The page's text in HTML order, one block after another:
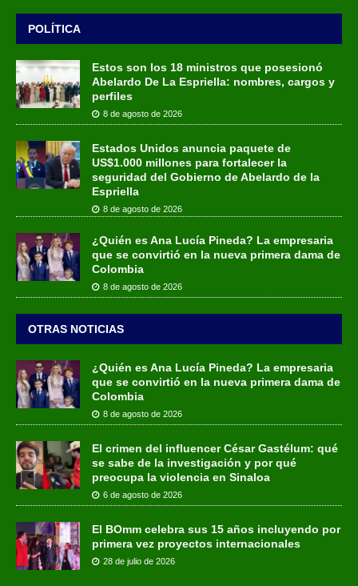
POLÍTICA
Estos son los 18 ministros que posesionó
Abelardo De La Espriella: nombres, cargos y
perfiles
8 de agosto de 2026
Estados Unidos anuncia paquete de
US$1.000 millones para fortalecer la
seguridad del Gobierno de Abelardo de la
Espriella
8 de agosto de 2026
¿Quién es Ana Lucía Pineda? La empresaria
que se convirtió en la nueva primera dama de
Colombia
8 de agosto de 2026
OTRAS NOTICIAS
¿Quién es Ana Lucía Pineda? La empresaria
que se convirtió en la nueva primera dama de
Colombia
8 de agosto de 2026
El crimen del influencer César Gastélum: qué
se sabe de la investigación y por qué
preocupa la violencia en Sinaloa
6 de agosto de 2026
El BOmm celebra sus 15 años incluyendo por
primera vez proyectos internacionales
28 de julio de 2026